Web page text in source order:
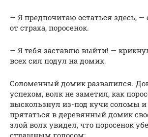
— Я предпочитаю остаться здесь, —
от страха, поросенок.
— Я тебя заставлю выйти! —
всех сил подул на домик.
Соломенный домик развалился.
успехом, волк не заметил, как
выскользнул из-под кучи соломы
прятаться в деревянный домик
злой волк увидел, что поросенок
страшным голосом: